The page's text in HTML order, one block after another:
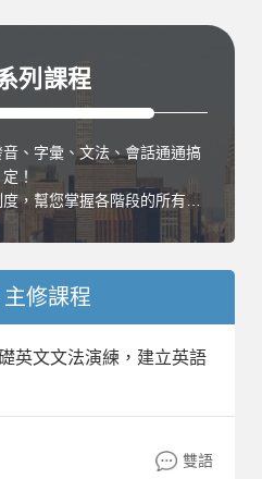
列課程
、字彙、文法、會話通通搞
定！
，幫您掌握各階段的所有英
修課程
英文文法演練，建立英語
雙語